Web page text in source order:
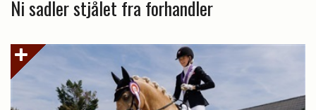
Ni sadler stjålet fra forhandler